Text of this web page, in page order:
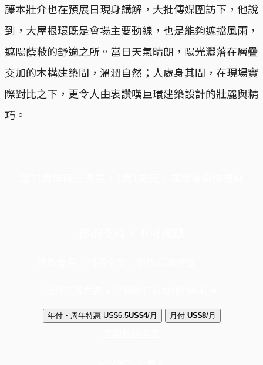
藤本壯介也在預展日現身講解，大批傳媒圍訪下，他說
到，大屋根環既是會場主要動線，也是能夠遮擋風雨，
遮陽蔭蔽的舒適之所。當日天氣晴朗，陽光灑落在層疊
交加的木構建築間，溫潤自然；人處身其間，在現場實
際對比之下，更令人由衷讚嘆巨環建築設計的壯麗與精
巧。
年付・周年特惠 US$6.5US$4/月 月付 US$8/月